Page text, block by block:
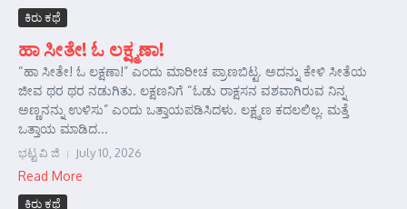
ಕಿರು ಕಥೆ
ಹಾ ಸೀತೇ! ಓ ಲಕ್ಷ್ಮಣಾ!
“ಹಾ ಸೀತೇ! ಓ ಲಕ್ಷಣಾ!” ಎಂದು ಮಾರೀಚ ಪ್ರಾಣಬಿಟ್ಟ. ಅದನ್ನು ಕೇಳಿ ಸೀತೆಯ
ಜೀವ ಥರ ಥರ ನಡುಗಿತು. ಲಕ್ಷಣನಿಗೆ “ಓಡು ರಾಕ್ಷಸನ ವಶವಾಗಿರುವ ನಿನ್ನ
ಅಣ್ಣನನ್ನು ಉಳಿಸು” ಎಂದು ಒತ್ತಾಯಪಡಿಸಿದಳು. ಲಕ್ಷ್ಮಣ ಕದಲಲಿಲ್ಲ. ಮತ್ತೆ
ಒತ್ತಾಯ ಮಾಡಿದ...
ಭಟ್ಟ ವಿ ಜಿ July 10, 2026
Read More
ಕಿರು ಕಥೆ